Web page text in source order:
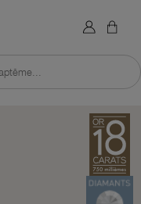
Retour à l'accueil du site
×